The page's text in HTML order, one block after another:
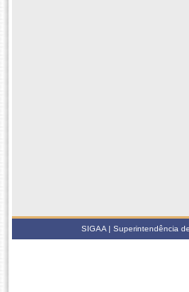
SIGAA | Superintendência